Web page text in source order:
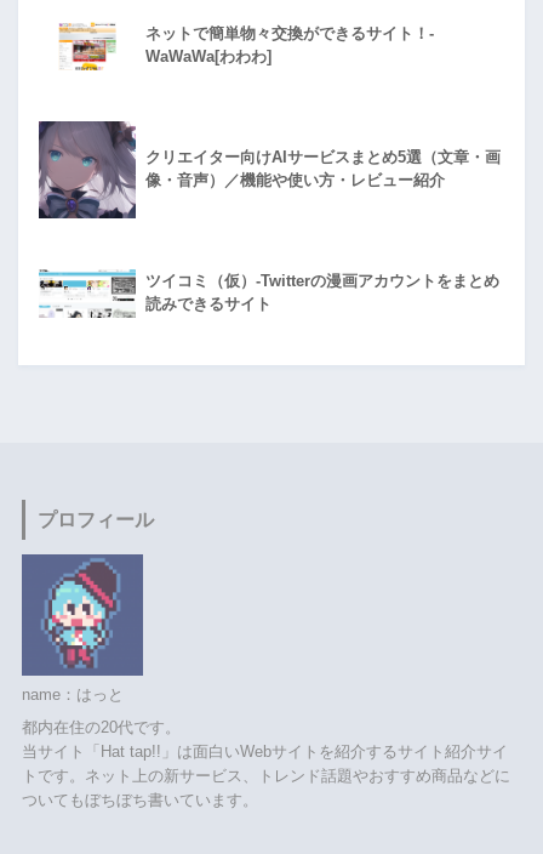
ネットで簡単物々交換ができるサイト！-
WaWaWa[わわわ]
クリエイター向けAIサービスまとめ5選（文章・画
像・音声）／機能や使い方・レビュー紹介
ツイコミ（仮）-Twitterの漫画アカウントをまとめ
読みできるサイト
プロフィール
name：はっと
都内在住の20代です。
当サイト「Hat tap!!」は面白いWebサイトを紹介するサイト紹介サイ
トです。ネット上の新サービス、トレンド話題やおすすめ商品などに
ついてもぼちぼち書いています。